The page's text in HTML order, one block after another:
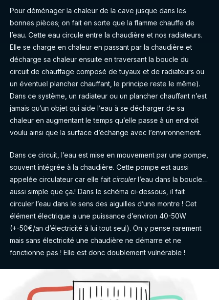
Pour déménager la chaleur de la cave jusque dans les
bonnes pièces; on fait en sorte que la flamme chauffe de
l’eau. Cette eau circule entre la chaudière et nos radiateurs.
Elle se charge en chaleur en passant par la chaudière et
décharge sa chaleur ensuite en traversant la boucle du
circuit de chauffage composé de tuyaux et de radiateurs ou
un éventuel plancher chauffant, le principe reste le même).
Dans ce système, un radiateur ou un plancher chauffant n’est
jamais qu’un objet qui aide l’eau à se décharger de sa
chaleur en augmentant le temps qu’elle passe à un endroit
voulu ainsi que la surface d’échange avec l’environnement.
Dans ce circuit, l’eau est mise en mouvement par une pompe,
souvent intégrée à la chaudière. Cette pompe est aussi
appelée circulateur car elle fait circulerl’eau dans la boucle…
aussi simple que ça.! Dans le schéma ci-dessous, il fait
circuler l’eau dans le sens des aiguilles d’une montre ! Cet
élément électrique a une puissance d’environ 40-50W
(+-50€/an d’électricité à lui tout seul). On y pense rarement
mais sans électricité une chaudière ne démarre et ne
fonctionne pas ! Elle est donc doublement vulnérable !